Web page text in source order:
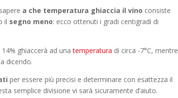
a che temperatura ghiaccia il vino consiste
il segno meno: ecco ottenuti i gradi centigradi di
ghiaccerà ad unatemperatura di circa -7°C, mentre
dicendo.
per essere più precisi e determinare con esattezza il
semplice divisione vi sarà sicuramente d’aiuto.